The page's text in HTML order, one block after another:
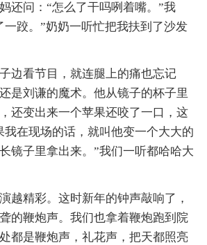
还问：“怎么了干吗咧着嘴。”我
一跤。”奶奶一听忙把我扶到了沙发
边看节目，就连腿上的痛也忘记
是刘谦的魔术。他从镜子的杯子里
还变出来一个苹果还咬了一口，这
我在现场的话，就叫他变一个大大的
镜子里拿出来。”我们一听都哈哈大
越精彩。这时新年的钟声敲响了，
的鞭炮声。我们也拿着鞭炮跑到院
都是鞭炮声，礼花声，把天都照亮